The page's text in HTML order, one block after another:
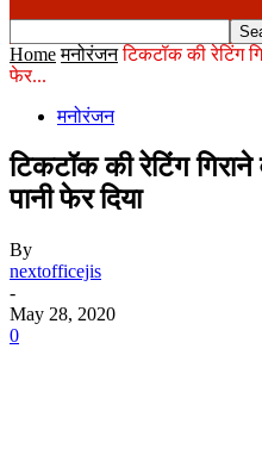
Home मनोरंजन टिकटॉक की रेटिंग
फेर...
मनोरंजन
टिकटॉक की रेटिंग
पानी फेर दिया
By
nextofficejis
-
May 28, 2020
0